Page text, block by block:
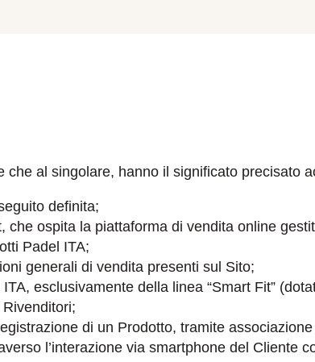
al singolare, hanno il significato precisato
definita;
che ospita la piattaforma di vendita online
Padel ITA;
generali di vendita presenti sul Sito;
esclusivamente della linea “Smart Fit”
di un Prodotto, tramite associazione
l’interazione via smartphone del Cliente